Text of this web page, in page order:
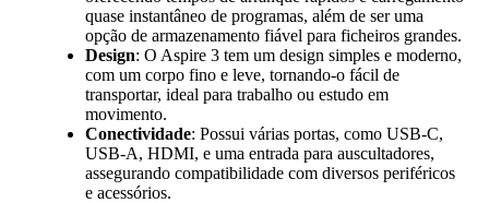
quase instantâneo de programas, além de ser uma
opção de armazenamento fiável para ficheiros grandes.
Design: O Aspire 3 tem um design simples e moderno,
com um corpo fino e leve, tornando-o fácil de
transportar, ideal para trabalho ou estudo em
movimento.
Conectividade: Possui várias portas, como USB-C,
USB-A, HDMI, e uma entrada para auscultadores,
assegurando compatibilidade com diversos periféricos
e acessórios.